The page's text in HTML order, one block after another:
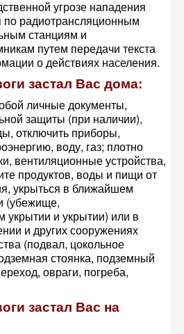
угрозе нападения
по радиотрансляционным
станциям и
путем передачи текста
о действиях населения.
застал Вас дома:
личные документы,
защиты (при наличии),
отключить приборы,
воду, газ; плотно
вентиляционные устройства,
продуктов, воды и пищи от
укрыться в ближайшем
(убежище,
укрытии и укрытии) или в
и других сооружениях
(подвал, цокольное
стоянка, подземный
овраги, погреба,
застал Вас на